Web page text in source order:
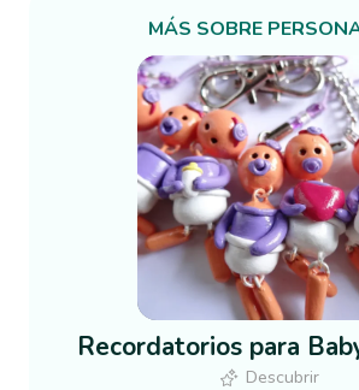
MÁS SOBRE
Recordatorios para
Descubrir